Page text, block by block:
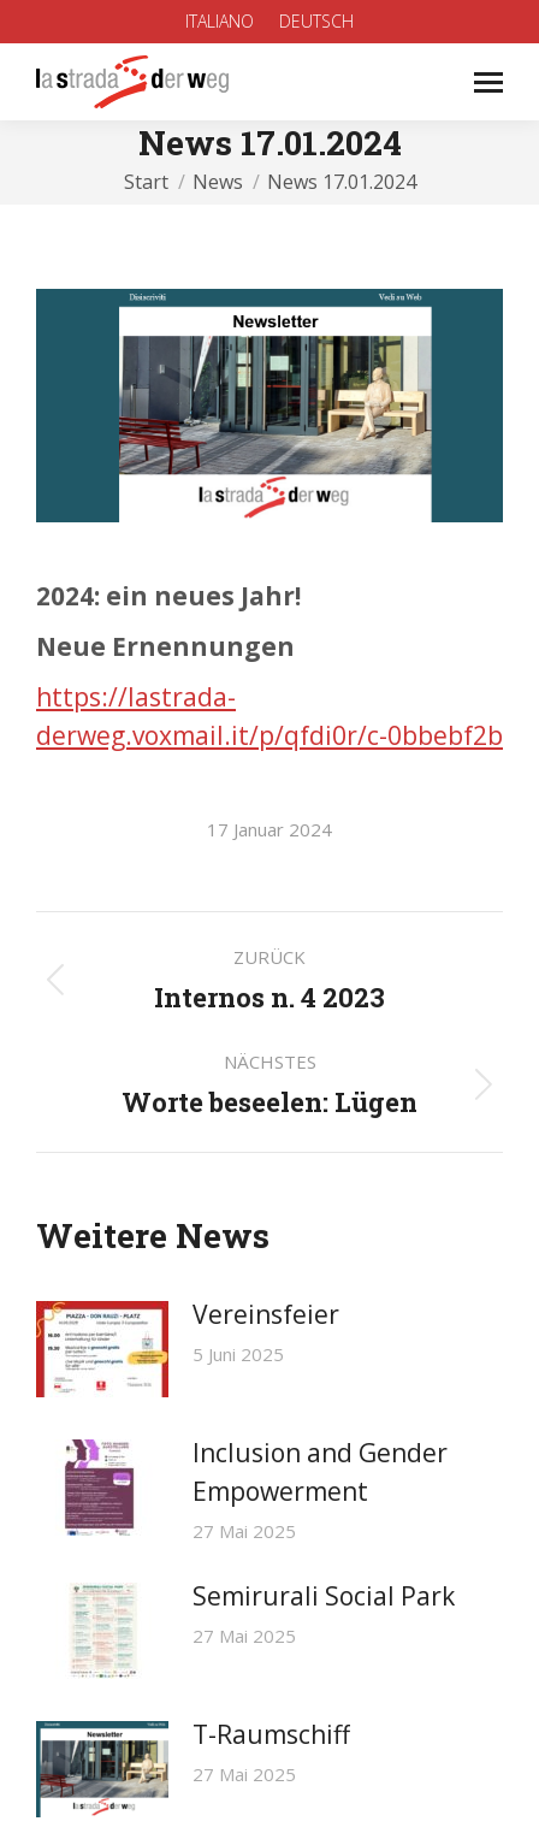
ITALIANO DEUTSCH
News 17.01.2024
Sie befinden sich hier:
Start News News 17.01.2024
2024: ein neues Jahr!
Neue Ernennungen
https://lastrada-
derweg.voxmail.it/p/qfdi0r/c-0bbebf2b
17 Januar 2024
ZURÜCK
Vorheriger
Internos n. 4 2023
NÄCHSTES
Nächster
Worte beseelen: Lügen
Weitere News
Vereinsfeier
5 Juni 2025
Inclusion and Gender
Empowerment
27 Mai 2025
Semirurali Social Park
27 Mai 2025
T-Raumschiff
27 Mai 2025